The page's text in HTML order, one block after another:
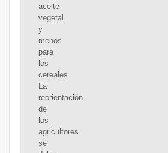
aceite
vegetal
y
menos
para
los
cereales
La
reorientación
de
los
agricultores
se